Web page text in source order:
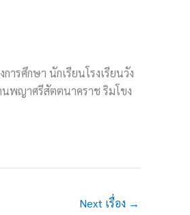
ารศึกษา นักเรียนโรงเรียนวัง
พญาศรีสัตตนาคราช ริมโขง
Next เรื่อง →